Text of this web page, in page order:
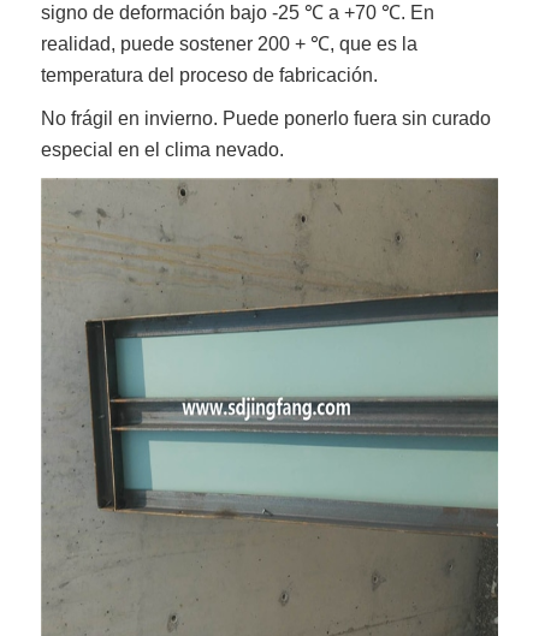
signo de deformación bajo -25 ℃ a +70 ℃. En
realidad, puede sostener 200 + ℃, que es la
temperatura del proceso de fabricación.
No frágil en invierno. Puede ponerlo fuera sin curado
especial en el clima nevado.